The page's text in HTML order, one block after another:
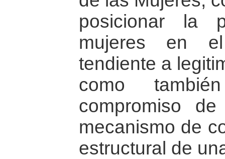
posicionar la
mujeres en
tendiente a
como
compromiso
mecanismo de
estructural de